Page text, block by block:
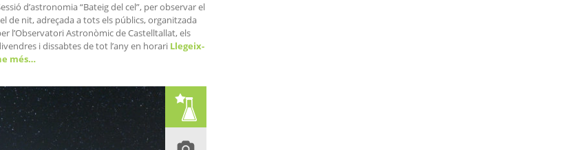
d’astronomia “Bateig del cel”, per observar el
de nit, adreçada a tots els públics, organitzada
l’Observatori Astronòmic de Castelltallat, els
i dissabtes de tot l’any en horariLlegeix-
més…